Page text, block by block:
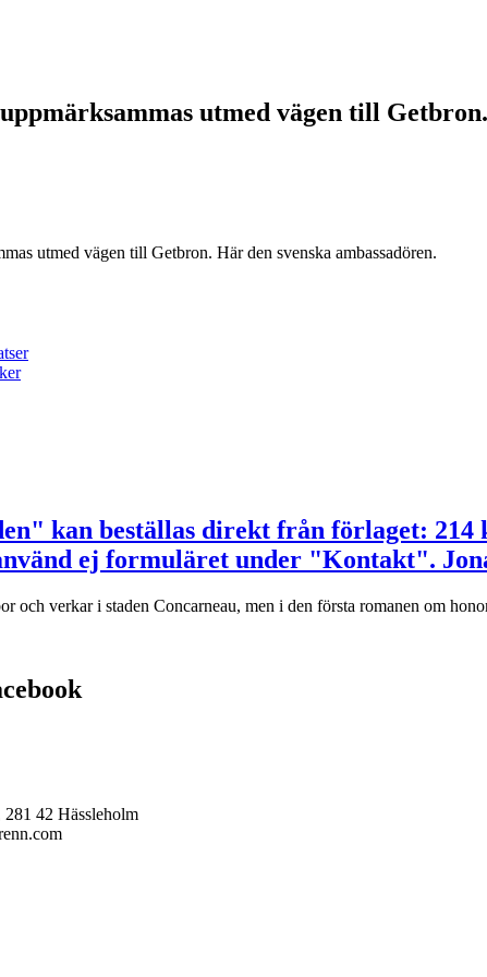
utmed vägen till
kan beställas direkt från förlaget:
ej formuläret under "Kontakt".
verkar i staden Concarneau, men i den första romanen om
42 Hässleholm